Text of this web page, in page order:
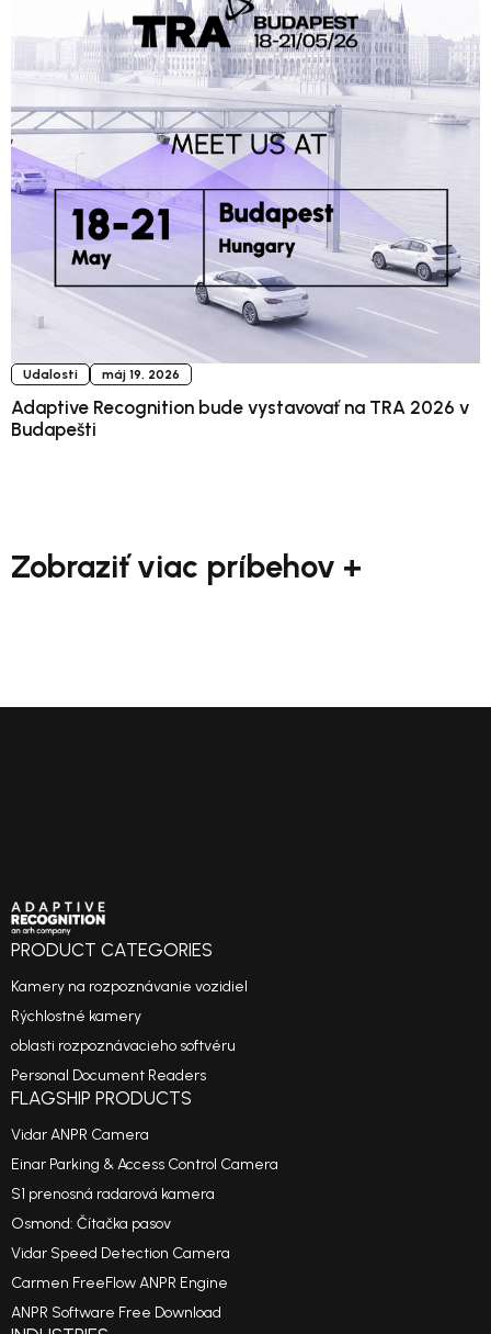
Udalosti máj 19, 2026
Adaptive Recognition bude vystavovať na TRA 2026 v
Budapešti
Zobraziť viac príbehov +
PRODUCT CATEGORIES
Kamery na rozpoznávanie vozidiel
Rýchlostné kamery
oblasti rozpoznávacieho softvéru
Personal Document Readers
FLAGSHIP PRODUCTS
Vidar ANPR Camera
Einar Parking & Access Control Camera
S1 prenosná radarová kamera
Osmond: Čítačka pasov
Vidar Speed Detection Camera
Carmen FreeFlow ANPR Engine
ANPR Software Free Download